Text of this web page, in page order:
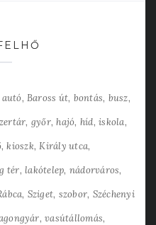
autó Baross út bontás busz
győr hajó híd iskola
kioszk Király utca
tér lakótelep nádorváros
Sziget szobor Széchenyi
vasútállomás